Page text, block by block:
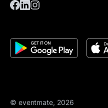
© eventmate, 2026